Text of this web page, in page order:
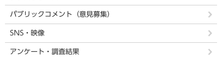
パブリックコメント（意見募集）
SNS・映像
アンケート・調査結果